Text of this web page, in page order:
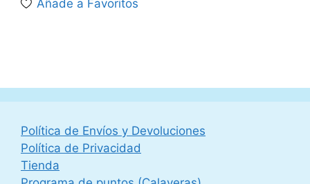
65,00 €.49,95 €.
Añade a Favoritos
Política de Envíos y Devoluciones
Política de Privacidad
Tienda